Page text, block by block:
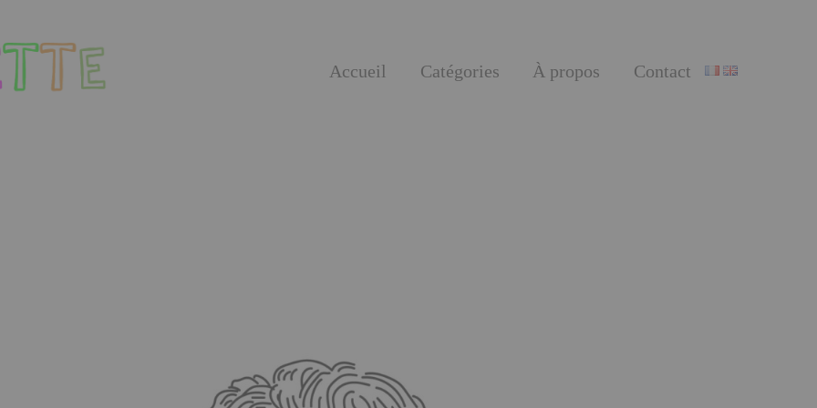
Accueil Catégories À propos Contact